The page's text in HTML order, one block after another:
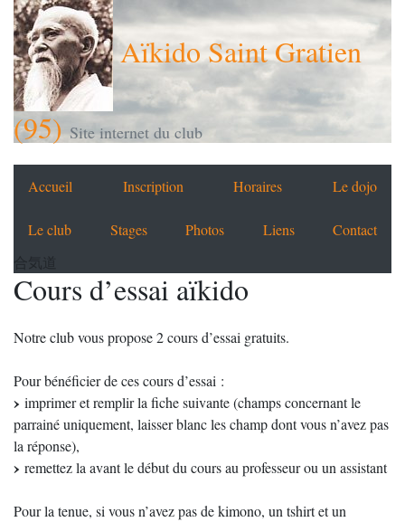
Aïkido Saint Gratien
(95)Site internet du club
Accueil Inscription Horaires Le dojo
Le club Stages Photos Liens
Contact
合気道
Cours d’essai aïkido
Notre club vous propose 2 cours d’essai gratuits.
Pour bénéficier de ces cours d’essai :
imprimer et remplir la fiche suivante (champs concernant le
parrainé uniquement, laisser blanc les champ dont vous n’avez pas
la réponse),
remettez la avant le début du cours au professeur ou un assistant
Pour la tenue, si vous n’avez pas de kimono, un tshirt et un